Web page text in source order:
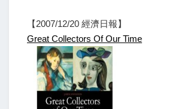
【2007/12/20 經濟日報】
Great Collectors Of Our Time